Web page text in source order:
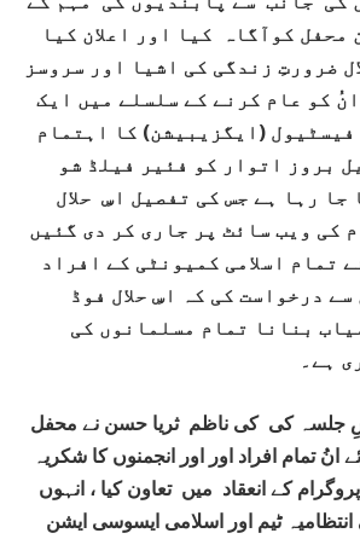
محفل کوآگاہ کیا اور اعلان کیا
ضرورتِ زندگی کی اشیا اور سروسز
کو عام کرنے کے سلسلے میں ایک
فیسٹیول (ایگزیبیشن) کا اہتمام
بروز اتوار کو فئیر فیلڈ شو
جا رہا ہے جس کی تفصیل اسِ حلال
کی ویب سائٹ پر جاری کر دی گئیں
تمام اسلامی کمیونٹی کے افراد
درخواست کی کہ اسِ حلال فوڈ
بنانا تمام مسلمانوں کی
ہے۔
جلسہ کی کی ناظم ثریا حسن نے محفل
تمام افراد اور اور انجمنوں کا شکریہ
کے انعقاد میں تعاون کیا ، انہوں
ٹیم اور اسلامی ایسوسی ایشن